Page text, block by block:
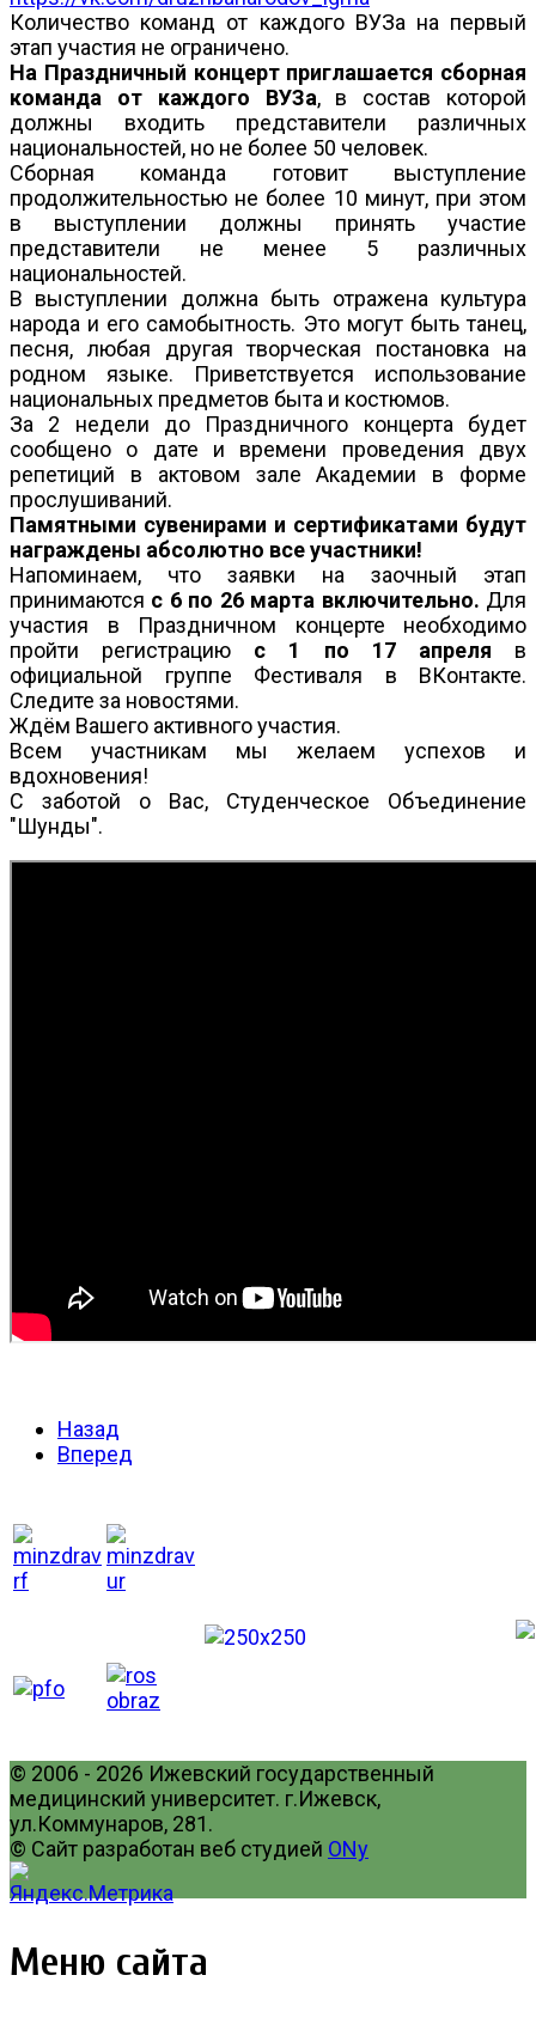
Количество команд от каждого ВУЗа на первый
этап участия не ограничено.
На Праздничный концерт приглашается сборная
команда от каждого ВУЗа, в состав которой
должны входить представители различных
национальностей, но не более 50 человек.
Сборная команда готовит выступление
продолжительностью не более 10 минут, при этом
в выступлении должны принять участие
представители не менее 5 различных
национальностей.
В выступлении должна быть отражена культура
народа и его самобытность. Это могут быть танец,
песня, любая другая творческая постановка на
родном языке. Приветствуется использование
национальных предметов быта и костюмов.
За 2 недели до Праздничного концерта будет
сообщено о дате и времени проведения двух
репетиций в актовом зале Академии в форме
прослушиваний.
Памятными сувенирами и сертификатами будут
награждены абсолютно все участники!
Напоминаем, что заявки на заочный этап
принимаются с 6 по 26 марта включительно. Для
участия в Праздничном концерте необходимо
пройти регистрацию с 1 по 17 апреля в
официальной группе Фестиваля в ВКонтакте.
Следите за новостями.
Ждём Вашего активного участия.
Всем участникам мы желаем успехов и
вдохновения!
С заботой о Вас, Студенческое Объединение
"Шунды".
Назад
Вперед
© 2006 - 2026 Ижевский государственный
медицинский университет. г.Ижевск,
ул.Коммунаров, 281.
© Сайт разработан веб студией ONy
Меню сайта